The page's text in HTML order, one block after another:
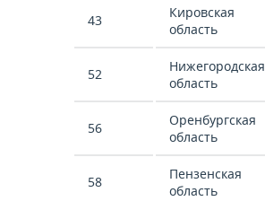
43
Кировская
область
52
Нижегородская
область
56
Оренбургская
область
58
Пензенская
область